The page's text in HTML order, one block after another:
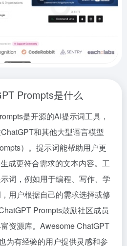
Prompts是什么
是开源的AI提示词工具，
和其他大型语言模型
）。提示词能帮助用户更
成更符合需求的文本内容。工
词，例如用于编程、写作、学
用户根据自己的需求选择或修
Prompts鼓励社区成员
资源库。Awesome ChatGPT
为有经验的用户提供灵感和参